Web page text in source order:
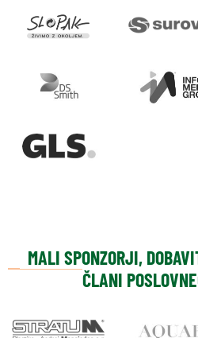
MALI SPONZORJI,
ČLANI